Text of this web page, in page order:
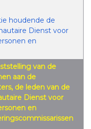
houdende de
Dienst voor
en
van de
aan de
de leden van de
Dienst voor
en